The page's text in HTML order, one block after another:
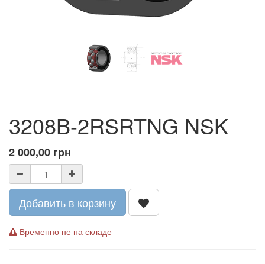
3208B-2RSRTNG NSK
2 000,00 грн
Добавить в корзину
Временно не на складе